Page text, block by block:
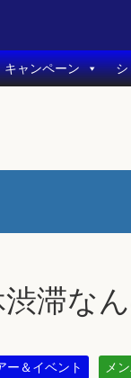
キャンペーン シ
滞な
ー＆イベント メ